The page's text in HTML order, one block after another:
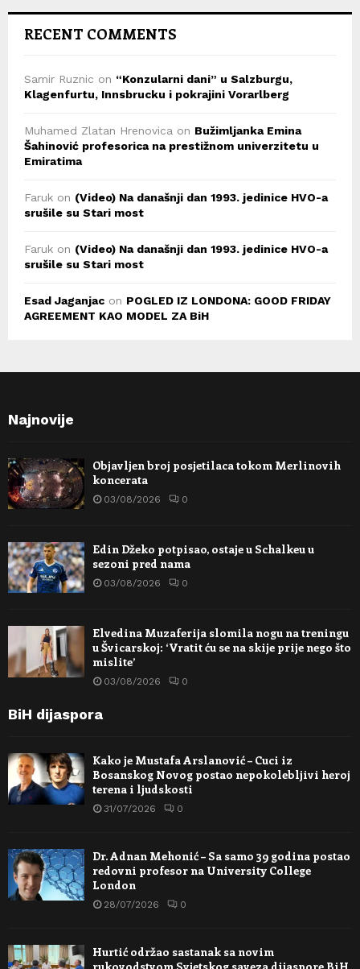
RECENT COMMENTS
Samir Ruznic on “Konzularni dani” u Salzburgu,
Klagenfurtu, Innsbrucku i pokrajini Vorarlberg
Muhamed Zlatan Hrenovica on Bužimljanka Emina
Šahinović profesorica na prestižnom univerzitetu u
Emiratima
Faruk on (Video) Na današnji dan 1993. jedinice HVO-a
srušile su Stari most
Faruk on (Video) Na današnji dan 1993. jedinice HVO-a
srušile su Stari most
Esad Jaganjac on POGLED IZ LONDONA: GOOD FRIDAY
AGREEMENT KAO MODEL ZA BiH
Najnovije
Objavljen broj posjetilaca tokom Merlinovih
koncerata
03/08/2026 0
Edin Džeko potpisao, ostaje u Schalkeu u
sezoni pred nama
03/08/2026 0
Elvedina Muzaferija slomila nogu na treningu
u Švicarskoj: ‘Vratit ću se na skije prije nego što
mislite’
03/08/2026 0
BiH dijaspora
Kako je Mustafa Arslanović – Cuci iz
Bosanskog Novog postao nepokolebljivi heroj
terena i ljudskosti
31/07/2026 0
Dr. Adnan Mehonić – Sa samo 39 godina postao
redovni profesor na University College
London
28/07/2026 0
Hurtić održao sastanak sa novim